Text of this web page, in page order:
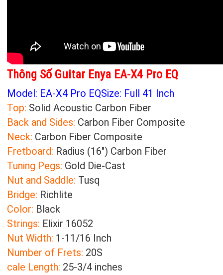
Thông Số Guitar Enya EA-X4 Pro EQ
Model: EA-X4 Pro EQSize: Full 41 Inch
Top: Solid Acoustic Carbon Fiber
Back and Sides: Carbon Fiber Composite
Neck: Carbon Fiber Composite
Fretboard: Radius (16″) Carbon Fiber
Tuning Pegs: Gold Die-Cast
Nut and Saddle: Tusq
Bridge: Richlite
Color: Black
Strings: Elixir 16052
Nut Width: 1-11/16 Inch
Number of Frets: 20S
cale Length: 25-3/4 inches